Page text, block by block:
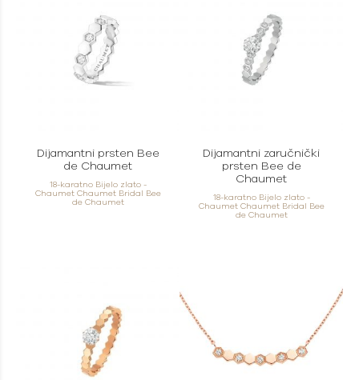
Dijamantni prsten Bee
de Chaumet
18-karatno Bijelo zlato -
Chaumet Chaumet Bridal Bee
de Chaumet
Dijamantni zaručnički
prsten Bee de
Chaumet
18-karatno Bijelo zlato -
Chaumet Chaumet Bridal Bee
de Chaumet